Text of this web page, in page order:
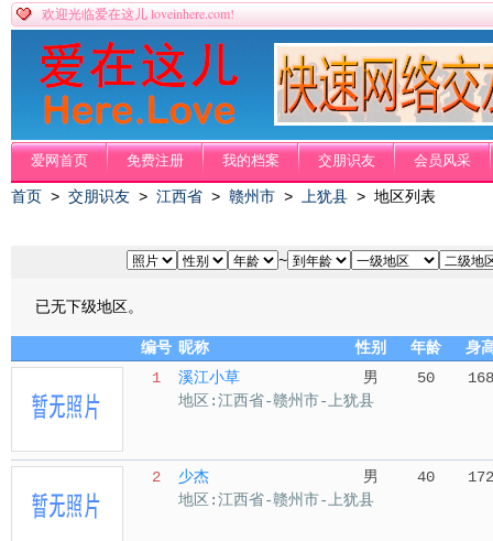
欢迎光临爱在这儿 loveinhere.com!
爱网首页 免费注册 我的档案 交朋识友 会员风采
首页 > 交朋识友 > 江西省 > 赣州市 > 上犹县 > 地区列表
~
已无下级地区。
编号 昵称 性别 年龄
身
1
溪江小草 男 50
168
地区:江西省-赣州市-上犹县
2 少杰 男 40
172
地区:江西省-赣州市-上犹县